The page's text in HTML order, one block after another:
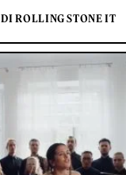
DI ROLLING STONE IT